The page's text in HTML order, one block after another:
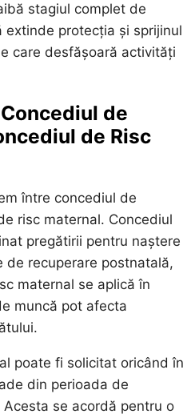
stagiul complet de
extinde protecția și sprijinul
care desfășoară activități
de
de Risc
între concediul de
risc maternal. Concediul
pregătirii pentru naștere
de recuperare postnatală,
maternal se aplică în
muncă pot afecta
poate fi solicitat oricând în
din perioada de
se acordă pentru o